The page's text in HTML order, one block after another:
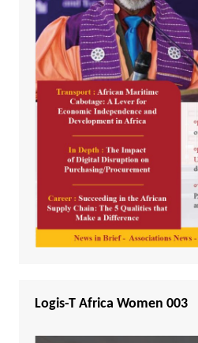
Logis-T Africa Women 003